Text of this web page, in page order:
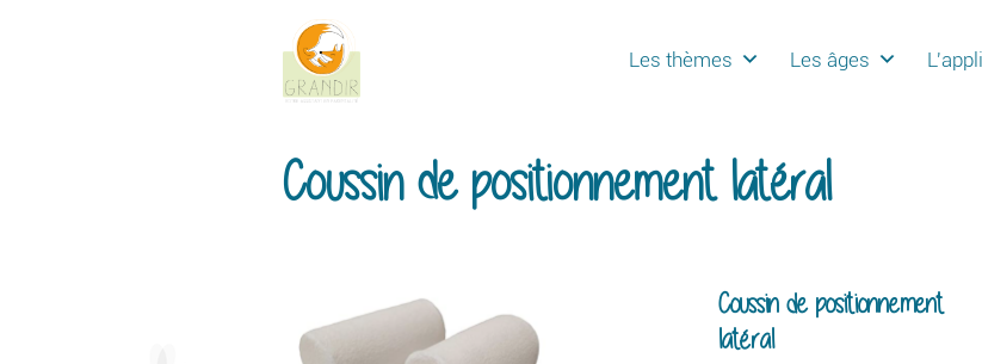
Les thèmes Les âges
Coussin de positionnement latéral
Coussin de positionnement
latéral